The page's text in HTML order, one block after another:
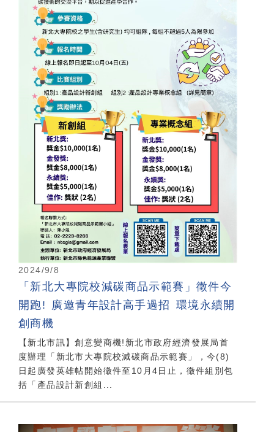
2024/9/8
「新北大專院校減碳商品示範賽」徵件今
開跑! 廣邀青年設計高手過招 環境永續開
創商機
【新北市訊】創意變商機!新北市政府經濟發展局首
度辦理「新北市大專院校減碳商品示範賽」，今(8)
日起廣發英雄帖開始徵件至10月4日止，徵件組別包
括「產品設計新創組...